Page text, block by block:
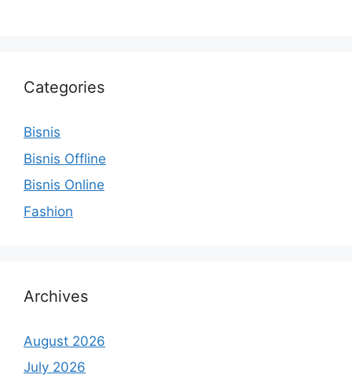
Categories
Bisnis
Bisnis Offline
Bisnis Online
Fashion
Archives
August 2026
July 2026